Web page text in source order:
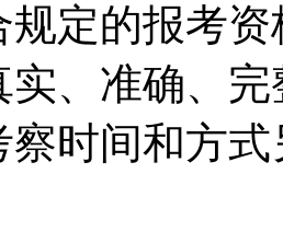
规定的报考
实、准确、
察时间和方